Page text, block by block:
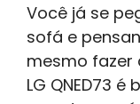
Você já se
sofá e
mesmo fazer
LG QNED73